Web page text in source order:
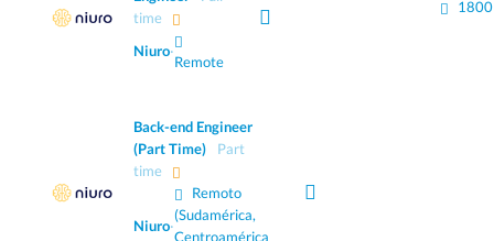
time
Niuro·
Remote
Back-end Engineer
(Part Time)
Part
time
Niuro·
Remoto
(Sudamérica,
Centroamérica